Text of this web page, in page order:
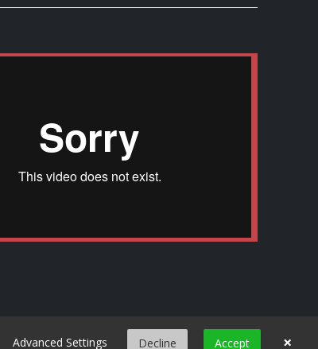
Advanced Settings Decline Accept ×